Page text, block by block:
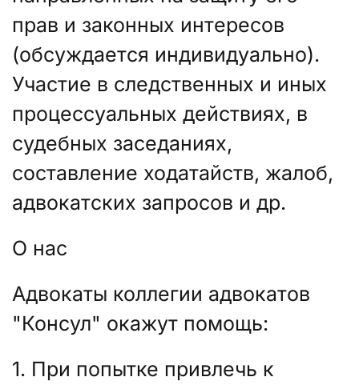
прав и законных интересов
(обсуждается индивидуально).
Участие в следственных и иных
процессуальных действиях, в
судебных заседаниях,
составление ходатайств, жалоб,
адвокатских запросов и др.
О нас
Адвокаты коллегии адвокатов
"Консул" окажут помощь:
1. При попытке привлечь к